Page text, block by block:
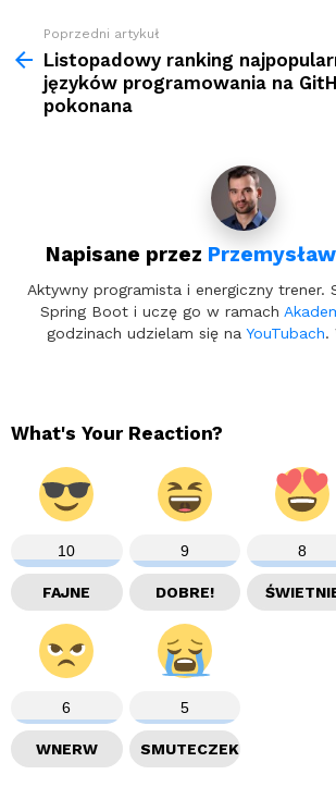
Zobacz
więcej
Poprzedni artykuł
Listopadowy ranking
języków programowania na
pokonana
Napisane przez
Aktywny programista i energiczny trener.
Spring Boot i uczę go w ramach
godzinach udzielam się na YouTubach.
What's Your Reaction?
10
FAJNE
9
DOBRE!
8
6
WNERW
5
SMUTECZEK